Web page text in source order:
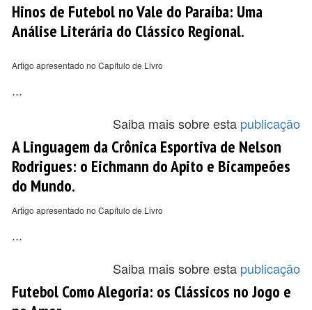
Hinos de Futebol no Vale do Paraíba: Uma
Análise Literária do Clássico Regional.
Artigo apresentado no Capítulo de Livro
...
Saiba mais sobre esta publicação
A Linguagem da Crônica Esportiva de Nelson
Rodrigues: o Eichmann do Apito e Bicampeões
do Mundo.
Artigo apresentado no Capítulo de Livro
...
Saiba mais sobre esta publicação
Futebol Como Alegoria: os Clássicos no Jogo e